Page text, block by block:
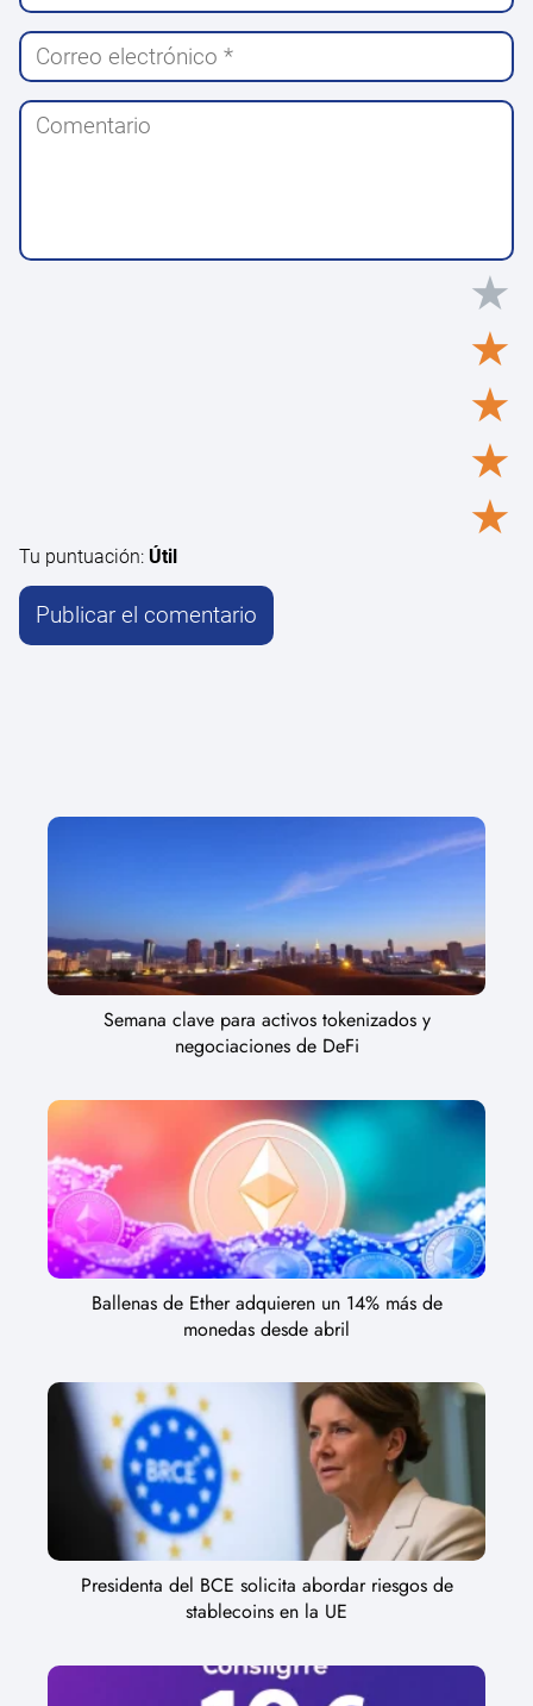
★
★
★
★
★
Tu puntuación: Útil
Semana clave para activos tokenizados y
negociaciones de DeFi
Ballenas de Ether adquieren un 14% más de
monedas desde abril
Presidenta del BCE solicita abordar riesgos de
stablecoins en la UE